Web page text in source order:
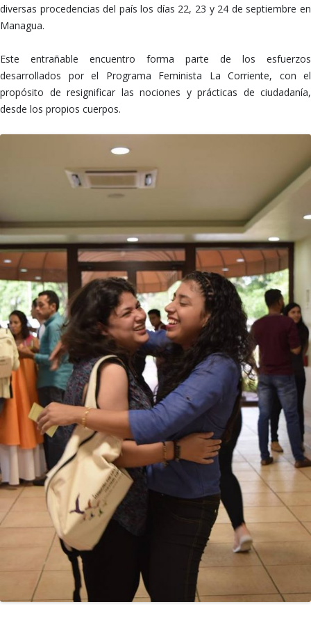
diversas procedencias del país los días 22, 23 y 24 de septiembre en
Managua.
Este entrañable encuentro forma parte de los esfuerzos
desarrollados por el Programa Feminista La Corriente, con el
propósito de resignificar las nociones y prácticas de ciudadanía,
desde los propios cuerpos.